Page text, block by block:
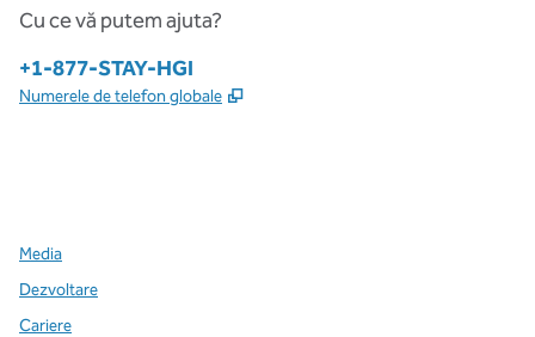
Cu ce vă putem ajuta?
Telefon:
+1-877-STAY-HGI
Numerele de telefon globale ,
Media
Dezvoltare
Cariere